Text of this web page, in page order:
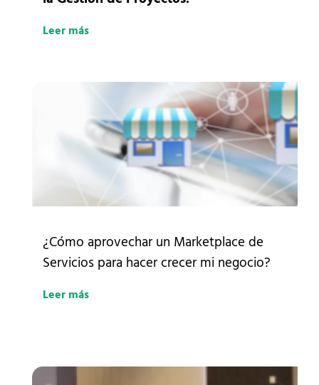
Leer más
¿Cómo aprovechar un Marketplace de
Servicios para hacer crecer mi negocio?
Leer más